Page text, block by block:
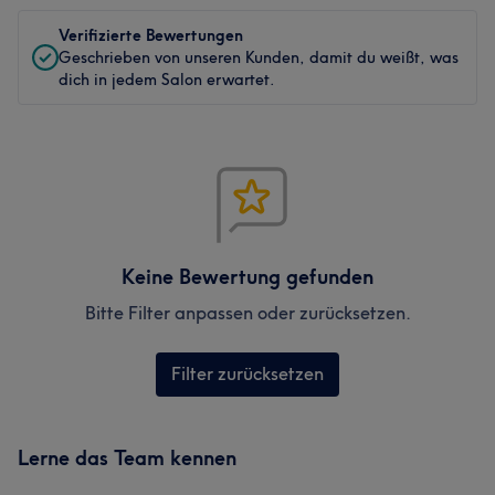
Verifizierte Bewertungen
Geschrieben von unseren Kunden, damit du weißt, was
dich in jedem Salon erwartet.
Keine Bewertung gefunden
Bitte Filter anpassen oder zurücksetzen.
Filter zurücksetzen
Lerne das Team kennen